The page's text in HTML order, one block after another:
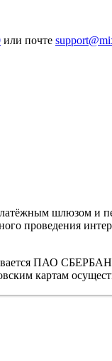
или почте
шлюзом и
проведения
ПАО
картам